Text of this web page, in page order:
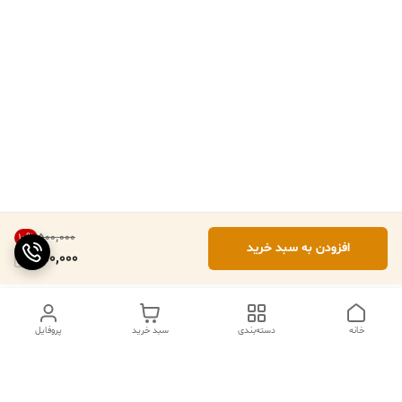
۵۰۰٬۰۰۰ 10%
450,000
افزودن به سبد خرید
پروفایل سبد خرید دسته‌بندی خانه